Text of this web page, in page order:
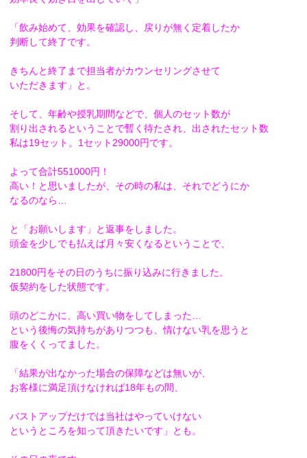
「飲み始めて、効果を確認し、 戻りが無く定着したか
判断して終了です。
きちんと終了まで担当者がカウンセリングさせて
いただきます」 と。
そして、年齢や授乳期間などで、個人のセット数が
割り出されるということで暫く待たされ、出されたセット数
私は19セット。1セット29000円です。
よって合計551000円！
高い！と思いましたが、その時の私は、 それでどうにか
なるのなら…
と「お願いします」と返事をしました。
頭金を少しでも払えば月々安くなるということで、
21800円をその日のうちに振り込みに行きました。
仮契約をした状態です。
頭のどこかに、高い買い物をしてしまった…
という後悔の気持ちがありつつも、情けない乳を思うと
腹をくくってました。
「結果が出なかった場合の保障などは無いが、
お客様に満足頂けなければ18年もの間、
バストアップだけでは当社はやっていけない
というところを知って頂きたいです」とも。